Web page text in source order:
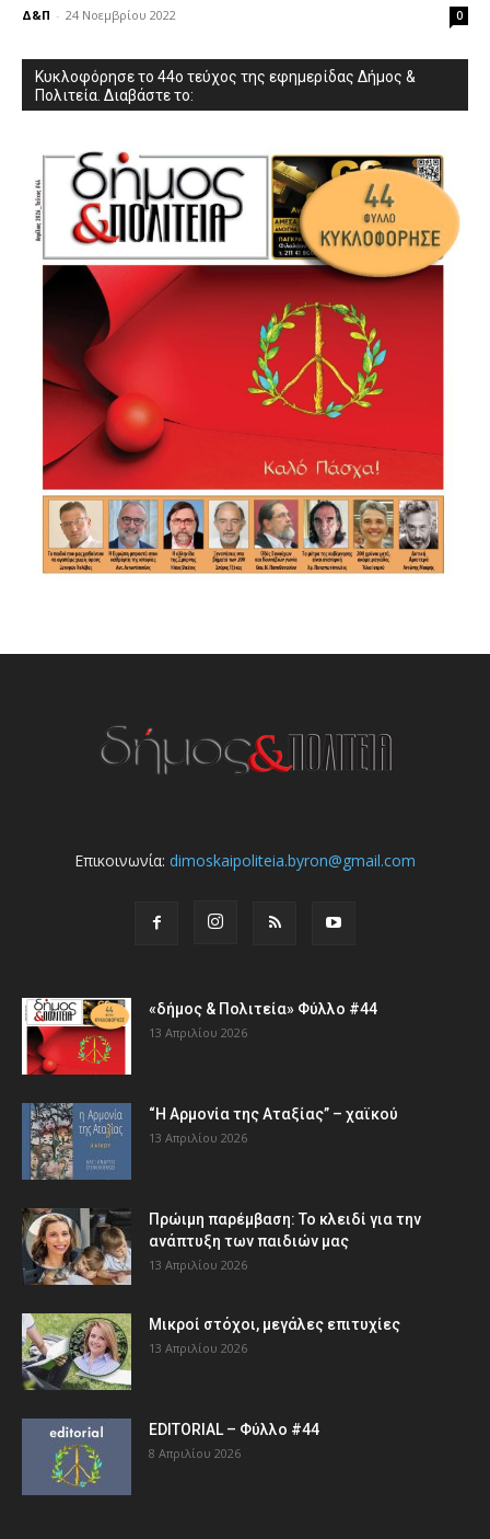
Δ&Π - 24 Νοεμβρίου 2022 0
Κυκλοφόρησε το 44ο τεύχος της εφημερίδας Δήμος &
Πολιτεία. Διαβάστε το:
Επικοινωνία: dimoskaipoliteia.byron@gmail.com
«δήμος & Πολιτεία» Φύλλο #44
13 Απριλίου 2026
“Η Αρμονία της Αταξίας” – χαϊκού
13 Απριλίου 2026
Πρώιμη παρέμβαση: Το κλειδί για την
ανάπτυξη των παιδιών µας
13 Απριλίου 2026
Μικροί στόχοι, μεγάλες επιτυχίες
13 Απριλίου 2026
EDITORIAL – Φύλλο #44
8 Απριλίου 2026